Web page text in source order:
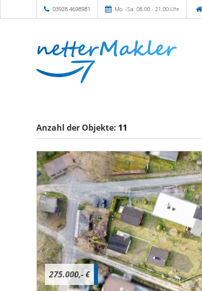
03928 4698981 Mo. -Sa. 08.00 - 21.00 Uhr
Anzahl der Objekte: 11
275.000,- €